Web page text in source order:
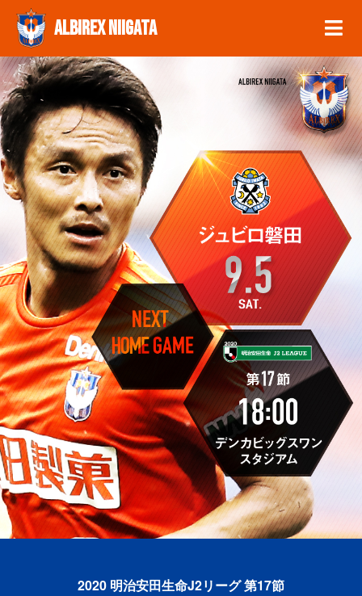
ALBIREX NIIGATA
2020 明治安田生命J2リーグ 第17節